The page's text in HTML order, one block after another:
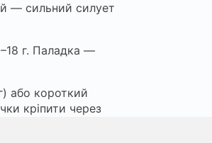
— сильний силует
г. Паладка —
або короткий
кріпити через